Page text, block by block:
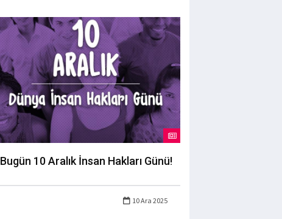
Bugün 10 Aralık İnsan Hakları Günü!
10 Ara 2025